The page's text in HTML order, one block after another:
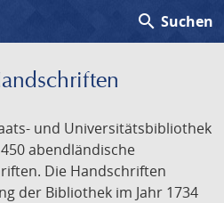
search Suchen
und Universitätsbibliothek
abendländische
Die Handschriften
der Bibliothek im Jahr 1734